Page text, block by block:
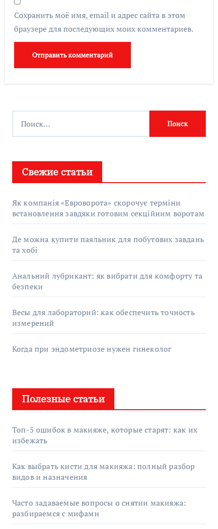
Сохранить моё имя, email и адрес сайта в этом
браузере для последующих моих комментариев.
Свежие статьи
Як компанія «Евроворота» скорочує терміни
встановлення завдяки готовим секційним воротам
Де можна купити паяльник для побутових завдань
та хобі
Анальний лубрикант: як вибрати для комфорту та
безпеки
Весы для лабораторий: как обеспечить точность
измерений
Когда при эндометриозе нужен гинеколог
Полезные статьи
Топ-5 ошибок в макияже, которые старят: как их
избежать
Как выбрать кисти для макияжа: полный разбор
видов и назначения
Часто задаваемые вопросы о снятии макияжа:
разбираемся с мифами